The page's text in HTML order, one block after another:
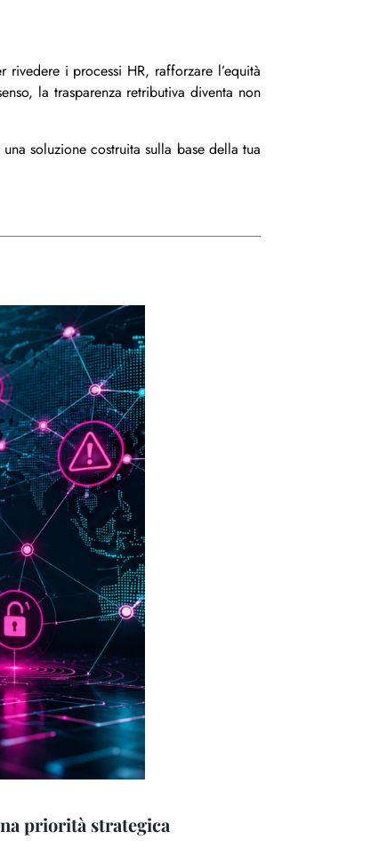
i processi HR, rafforzare l’equità
la trasparenza retributiva diventa non